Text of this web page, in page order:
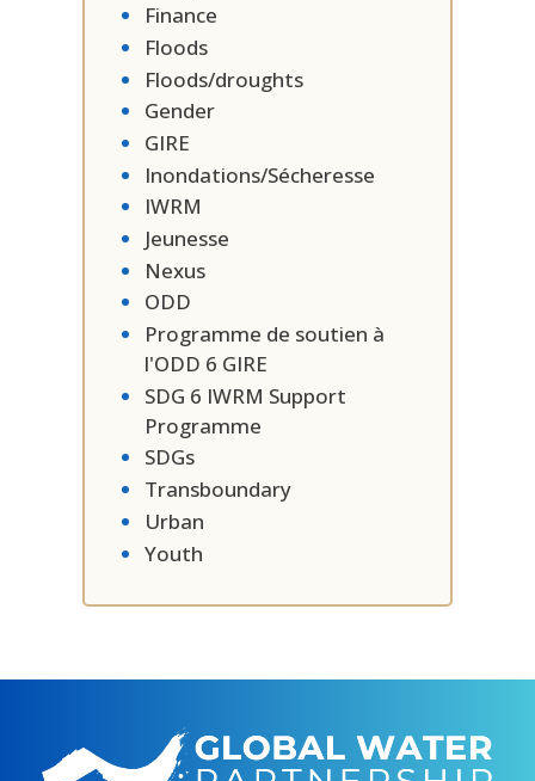
Finance
Floods
Floods/droughts
Gender
GIRE
Inondations/Sécheresse
IWRM
Jeunesse
Nexus
ODD
Programme de soutien à
l'ODD 6 GIRE
SDG 6 IWRM Support
Programme
SDGs
Transboundary
Urban
Youth